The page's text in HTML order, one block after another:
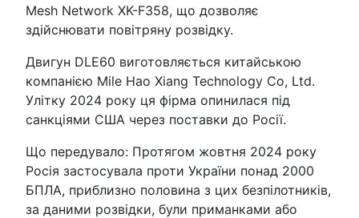
Mesh Network XK-F358, що дозволяє
здійснювати повітряну розвідку.
Двигун DLE60 виготовляється китайською
компанією Mile Hao Xiang Technology Co, Ltd.
Улітку 2024 року ця фірма опинилася під
санкціями США через поставки до Росії.
Що передувало: Протягом жовтня 2024 року
Росія застосувала проти України понад 2000
БПЛА, приблизно половина з цих безпілотників,
за даними розвідки, були приманками або